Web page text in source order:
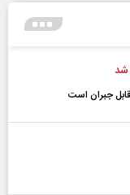
شد
جبران است